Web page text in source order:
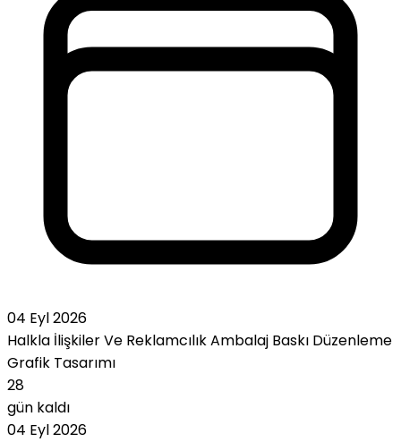
04 Eyl 2026
Halkla İlişkiler Ve ReklamcılıkAmbalaj Baskı Düzenleme
Grafik Tasarımı
28
gün kaldı
04 Eyl 2026